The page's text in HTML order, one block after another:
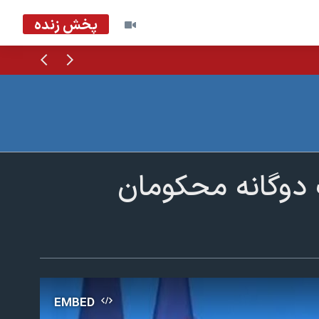
پخش زنده
قبلی
محکومان
EMBED